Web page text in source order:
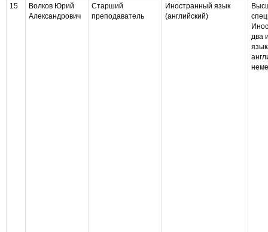
15
Волков Юрий
Александрович
Старший
преподаватель
Иностранный язык
(английский)
два